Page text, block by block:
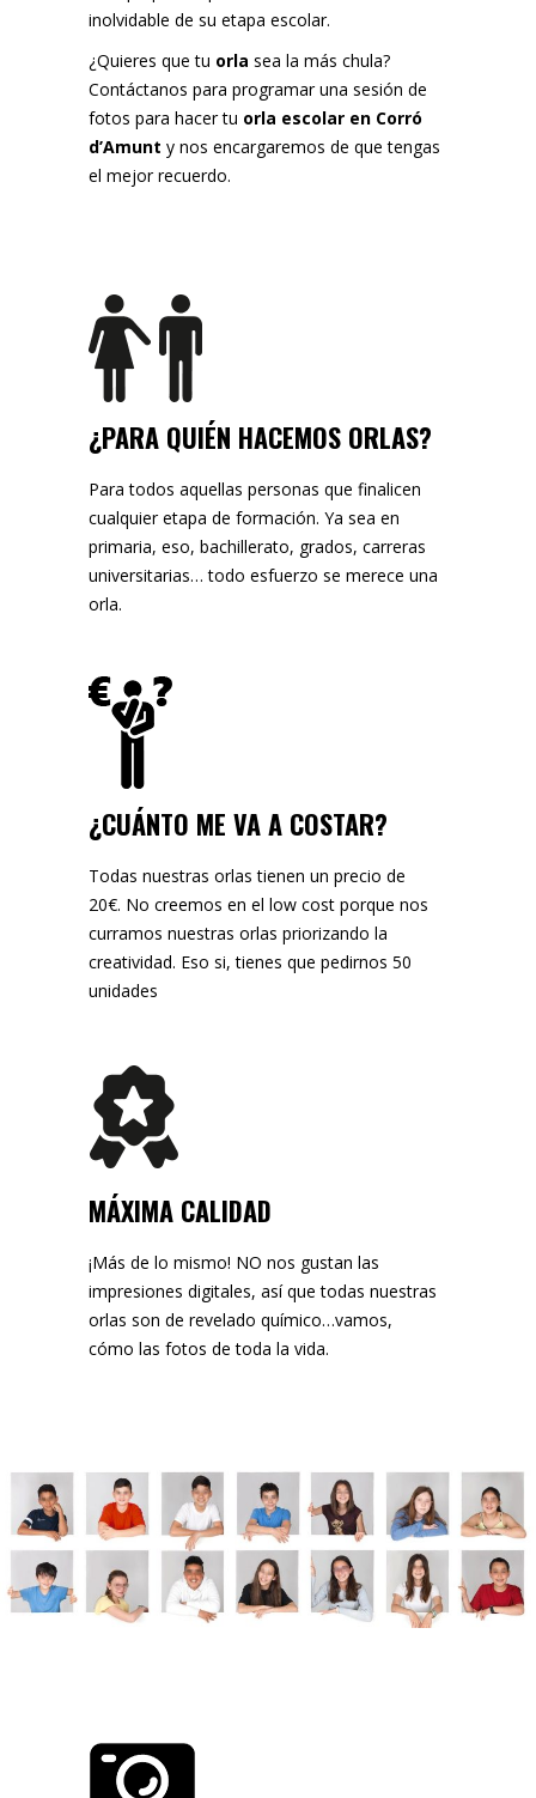
inolvidable de su etapa escolar.
¿Quieres que tu orla sea la más chula?
Contáctanos para programar una sesión de
fotos para hacer tu orla escolar en Corró
d’Amunt y nos encargaremos de que tengas
el mejor recuerdo.
¿PARA QUIÉN HACEMOS ORLAS?
Para todos aquellas personas que finalicen
cualquier etapa de formación. Ya sea en
primaria, eso, bachillerato, grados, carreras
universitarias… todo esfuerzo se merece una
orla.
¿CUÁNTO ME VA A COSTAR?
Todas nuestras orlas tienen un precio de
20€. No creemos en el low cost porque nos
curramos nuestras orlas priorizando la
creatividad. Eso si, tienes que pedirnos 50
unidades
MÁXIMA CALIDAD
¡Más de lo mismo! NO nos gustan las
impresiones digitales, así que todas nuestras
orlas son de revelado químico…vamos,
cómo las fotos de toda la vida.